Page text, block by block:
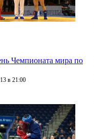
Чемпионата мира по
в 21:00